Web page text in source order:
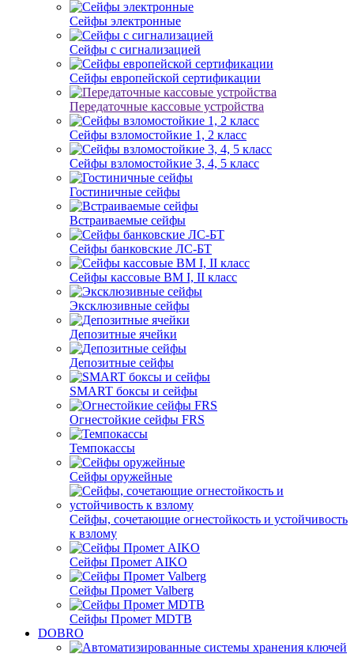
Сейфы электронные
Сейфы с сигнализацией
Сейфы европейской сертификации
Передаточные кассовые устройства
Сейфы взломостойкие 1, 2 класс
Сейфы взломостойкие 3, 4, 5 класс
Гостиничные сейфы
Встраиваемые сейфы
Сейфы банковские ЛС-БТ
Сейфы кассовые ВМ I, II класс
Эксклюзивные сейфы
Депозитные ячейки
Депозитные сейфы
SMART боксы и сейфы
Огнестойкие сейфы FRS
Темпокассы
Сейфы оружейные
Сейфы, сочетающие огнестойкость и устойчивость
к взлому
Сейфы Промет AIKO
Сейфы Промет Valberg
Сейфы Промет MDTB
DOBRO